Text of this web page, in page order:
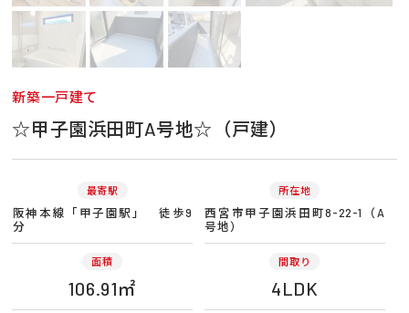
新築一戸建て
☆甲子園浜田町A号地☆（戸建）
最寄駅
阪神本線「甲子園駅」 徒歩9
分
所在地
西宮市甲子園浜田町8-22-1（A
号地）
面積
106.91㎡
間取り
4LDK